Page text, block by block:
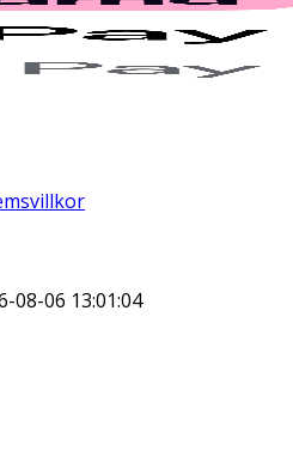
08-06 13:01:04